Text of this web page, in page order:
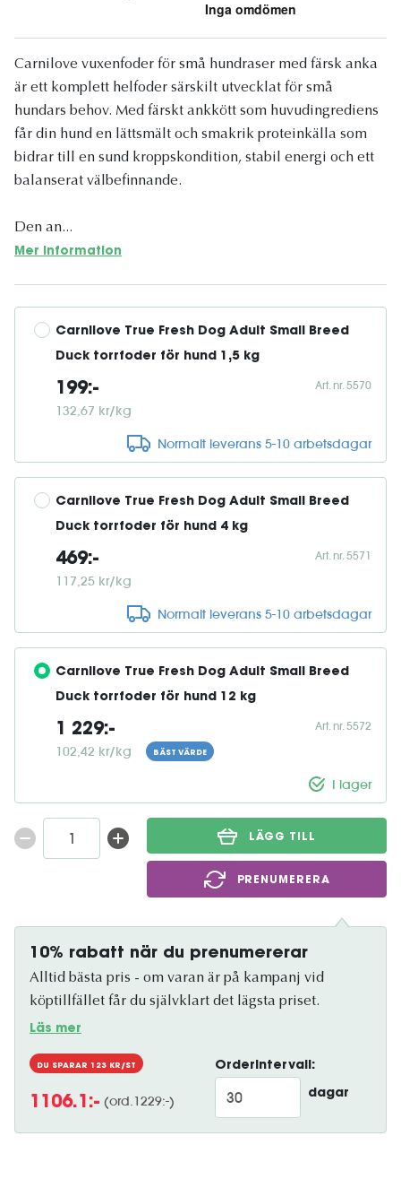
Carnilove vuxenfoder för små hundraser med färsk anka
är ett komplett helfoder särskilt utvecklat för små
hundars behov. Med färskt ankkött som huvudingrediens
får din hund en lättsmält och smakrik proteinkälla som
bidrar till en sund kroppskondition, stabil energi och ett
balanserat välbefinnande.
Den an...
Mer information
Carnilove True Fresh Dog Adult Small Breed
Duck torrfoder för hund 1,5 kg
199:-
132,67 kr/kg
Art. nr. 5570
Normalt leverans 5-10 arbetsdagar
Carnilove True Fresh Dog Adult Small Breed
Duck torrfoder för hund 4 kg
469:-
117,25 kr/kg
Art. nr. 5571
Normalt leverans 5-10 arbetsdagar
Carnilove True Fresh Dog Adult Small Breed
Duck torrfoder för hund 12 kg
1 229:-
102,42 kr/kg BÄST VÄRDE
Art. nr. 5572
I lager
LÄGG TILL
PRENUMERERA
10% rabatt när du prenumererar
Alltid bästa pris - om varan är på kampanj vid
köptillfället får du självklart det lägsta priset.
Läs mer
DU SPARAR 123 KR/ST
1106.1 :- (ord.1229:-)
Orderintervall:
dagar